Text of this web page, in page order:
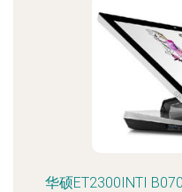
华硕ET2300INTI